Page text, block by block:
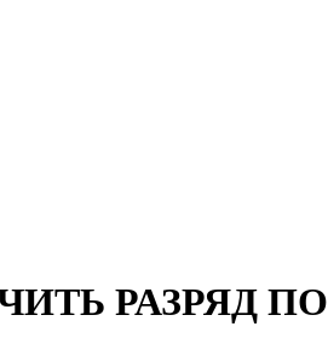
РАЗРЯД ПО